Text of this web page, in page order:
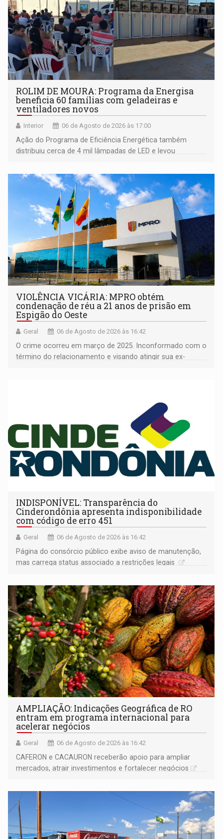
ROLIM DE MOURA: Programa da Energisa
beneficia 60 famílias com geladeiras e
ventiladores novos
Interior 06 de Agosto de 2026 às 17:00
Ação do Programa de Eficiência Energética também
distribuiu cerca de 4 mil lâmpadas de LED e levou
comunidade
VIOLÊNCIA VICÁRIA: MPRO obtém
condenação de réu a 21 anos de prisão em
Espigão do Oeste
Geral 06 de Agosto de 2026 às 16:42
O crime ocorreu em março de 2025. Inconformado com o
término do relacionamento e visando atingir sua ex-
INDISPONÍVEL: Transparência do
Cinderondônia apresenta indisponibilidade
com código de erro 451
Geral 06 de Agosto de 2026 às 16:42
Página do consórcio público exibe aviso de manutenção,
mas carrega status associado a restrições legais
AMPLIAÇÃO: Indicações Geográfica de RO
entram em programa internacional para
acelerar negócios
Geral 06 de Agosto de 2026 às 16:42
CAFERON e CACAURON receberão apoio para ampliar
mercados, atrair investimentos e fortalecer negócios